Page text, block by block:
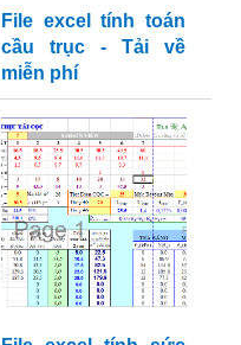
File excel tính toán
cầu trục - Tải về
miễn phí